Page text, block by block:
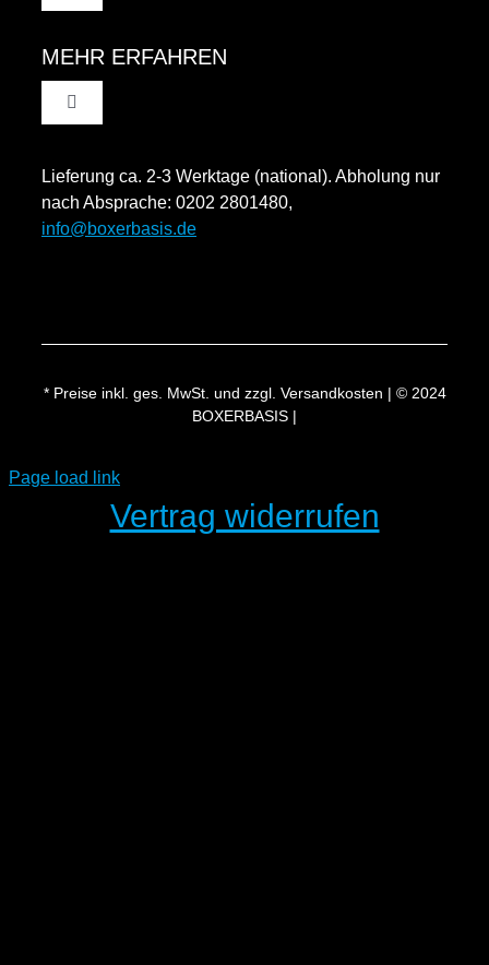
Navigation
AGB
Impressum
MEHR ERFAHREN
Toggle
Navigation
Zahlungsweisen
Lieferung ca. 2-3 Werktage (national). Abholung nur
nach Absprache: 0202 2801480,
info@boxerbasis.de
* Preise inkl. ges. MwSt. und zzgl. Versandkosten | © 2024
BOXERBASIS |
Page load link
Vertrag widerrufen